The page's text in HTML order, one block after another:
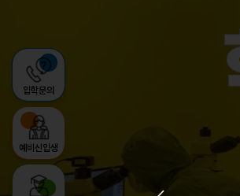
입학문의
예비신입생